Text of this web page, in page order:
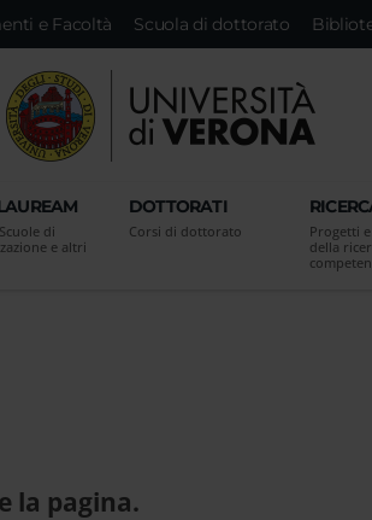
e Facoltà Scuola di dottorato
di
e altri
DOTTORATI
Corsi di dottorato
Progetti
della
la pagina.